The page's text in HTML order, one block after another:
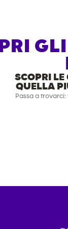
SCOPRI LE
QUELLA
Passa a